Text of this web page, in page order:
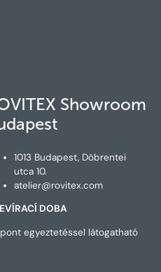
Showroom
1013 Budapest, Döbrentei
utca 10.
atelier@rovitex.com
DOBA
egyeztetéssel látogatható